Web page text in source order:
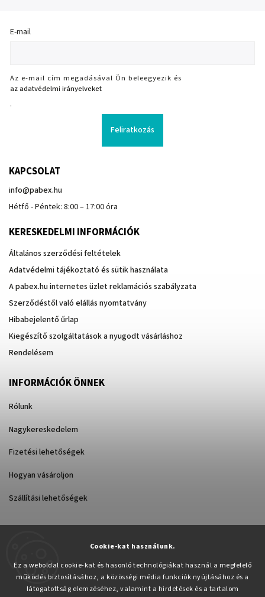
Cookie-kat használunk.
Ez a weboldal cookie-kat és hasonló technológiákat használ a megfelelő
működés biztosításához, a közösségi média funkciók nyújtásához és a
látogatottság elemzéséhez, valamint a hirdetések és a tartalom
E-mail
Az e-mail cím megadásával Ön beleegyezik és
az adatvédelmi irányelveket
.
Feliratkozás
KAPCSOLAT
info@pabex.hu
Hétfő - Péntek: 8:00 – 17:00 óra
KERESKEDELMI INFORMÁCIÓK
Általános szerződési feltételek
Adatvédelmi tájékoztató és sütik használata
A pabex.hu internetes üzlet reklamációs szabályzata
Szerződéstől való elállás nyomtatvány
Hibabejelentő űrlap
Kiegészítő szolgáltatások a nyugodt vásárláshoz
Rendelésem
INFORMÁCIÓK ÖNNEK
Rólunk
Nagykereskedelem
Fizetési lehetőségek
Hogyan vásároljon
Szállítási lehetőségek